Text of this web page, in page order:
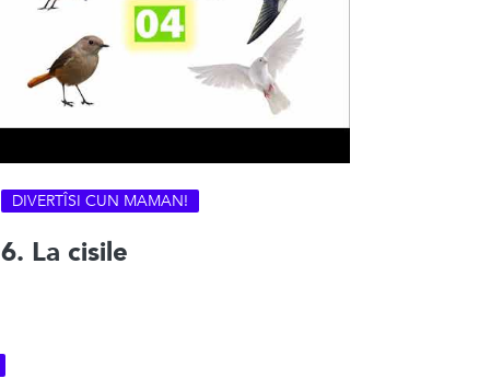
DIVERTÎSI CUN MAMAN!
6. La cisile